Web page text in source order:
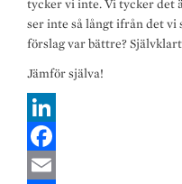
tycker vi inte. Vi tycker det
ser inte så långt ifrån det vi
förslag var bättre?
Jämför själva!
L
F